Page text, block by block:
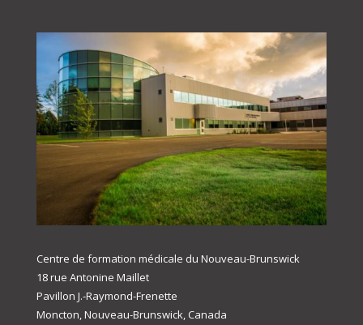
Centre de formation médicale du Nouveau-Brunswick
18 rue Antonine Maillet
Pavillon J.-Raymond-Frenette
Moncton, Nouveau-Brunswick, Canada